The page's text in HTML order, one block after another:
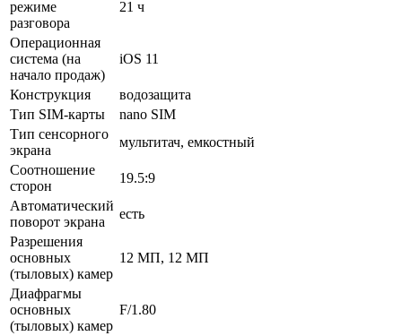
режиме
разговора
21 ч
Операционная
система (на
начало продаж)
iOS 11
Конструкция
водозащита
Тип SIM-карты
nano SIM
Тип сенсорного
экрана
мультитач, емкостный
Соотношение
сторон
19.5:9
Автоматический
поворот экрана
есть
Разрешения
основных
(тыловых) камер
12 МП, 12 МП
Диафрагмы
основных
(тыловых) камер
F/1.80